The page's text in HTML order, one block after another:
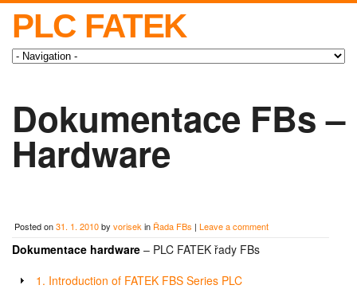
PLC FATEK
Dokumentace FBs –
Hardware
Posted on31. 1. 2010by vorisek in Řada FBs | Leave a comment
Dokumentace hardware – PLC FATEK řady FBs
1. Introduction of FATEK FBS Series PLC